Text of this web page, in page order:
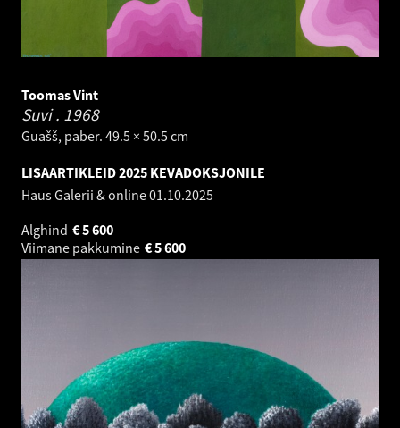
Toomas Vint
Suvi . 1968
Guašš, paber. 49.5 × 50.5 cm
LISAARTIKLEID 2025 KEVADOKSJONILE
Haus Galerii & online01.10.2025
Alghind
5 600
€
Viimane pakkumine
5 600
€